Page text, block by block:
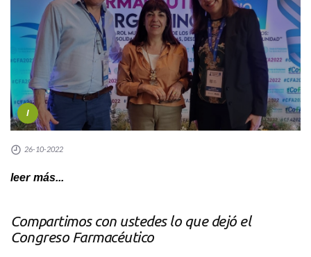
I
26-10-2022
leer más...
Compartimos con ustedes lo que dejó el
Congreso Farmacéutico